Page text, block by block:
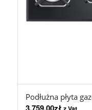
Podłużna płyta